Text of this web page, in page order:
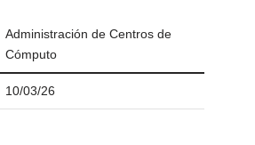
Administración de Centros de
Cómputo
10/03/26